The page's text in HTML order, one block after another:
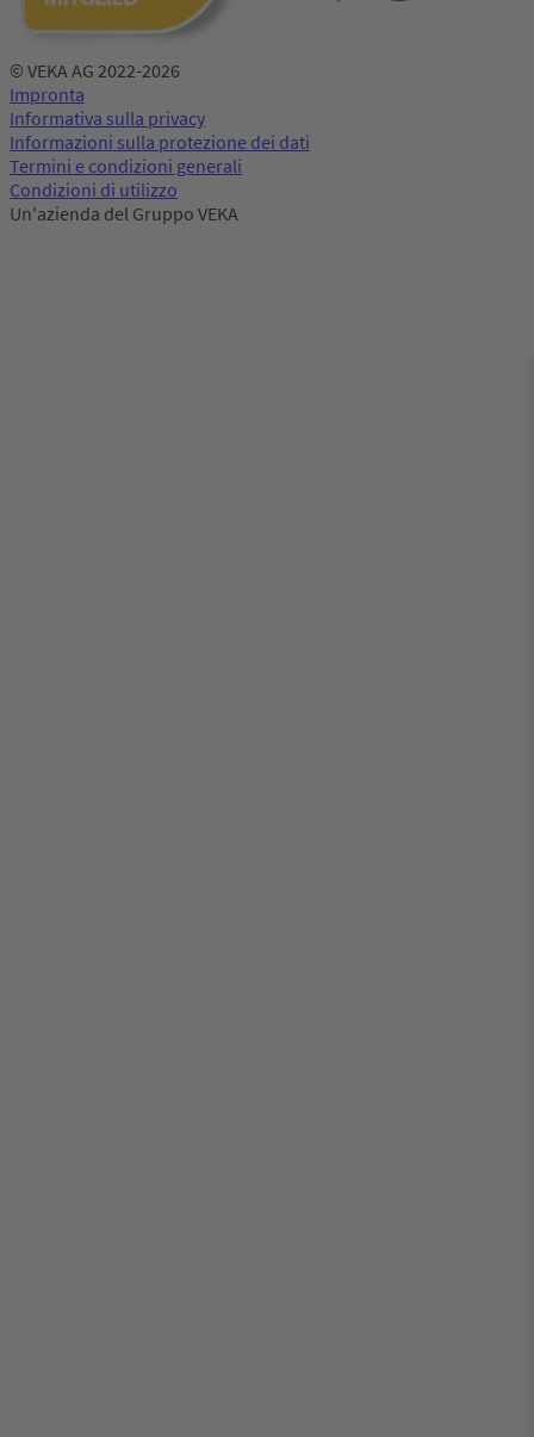
© VEKA AG 2022-2026
Impronta
Informativa sulla privacy
Informazioni sulla protezione dei dati
Termini e condizioni generali
Condizioni di utilizzo
Un'azienda del Gruppo VEKA